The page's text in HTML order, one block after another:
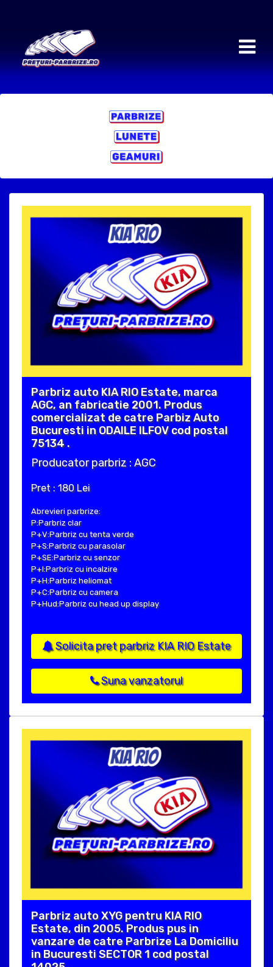
Parbriz auto KIA RIO Estate, marca
AGC, an fabricatie 2001. Produs
comercializat de catre Parbiz Auto
Bucuresti in ODAILE ILFOV cod postal
75134 .
Producator parbriz : AGC
Pret : 180 Lei
Abrevieri parbrize:
P:Parbriz clar
P+V:Parbriz cu tenta verde
P+S:Parbriz cu parasolar
P+SE:Parbriz cu senzor
P+I:Parbriz cu incalzire
P+H:Parbriz heliomat
P+C:Parbriz cu camera
P+Hud:Parbriz cu head up display
Solicita pret parbriz KIA RIO Estate
Suna vanzatorul
Parbriz auto XYG pentru KIA RIO
Estate, din 2005. Produs pus in
vanzare de catre Parbrize La Domiciliu
in Bucuresti SECTOR 1 cod postal